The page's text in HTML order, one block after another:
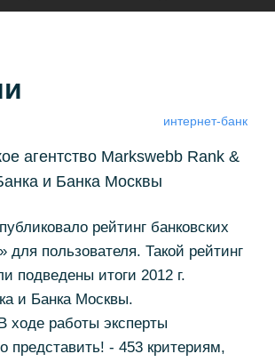
интернет-банк
агентство Markswebb Rank &
и Банка Москвы
рейтинг банковских
пользователя. Такой рейтинг
подведены итоги 2012 г.
и Банка Москвы.
ходе работы эксперты
представить! - 453 критериям,